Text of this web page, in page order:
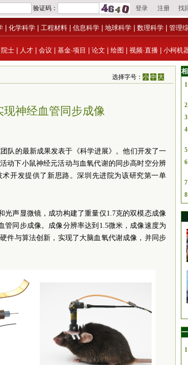
化学科学 工程材料 信息科学 地球科学 数理科学 管理
院士 人才 会议 基金·项目 论文 绘图 视频·直播 小柯机
选择字号：小 中 大
现神经血管同步成像
队的最新成果发表于《科学进展》。他们开发了一
动下小鼠神经元活动与血氧代谢的同步高时空分辨
开发提供了新思路。深圳先进院为该研究第一单
声显微镜，成功构建了重量仅1.7克的双模态成像
同步成像。成像分辨率达到1.5微米，成像速度为
件与算法创新，实现了大脑血氧代谢成像，并同步
1
2
3
4
5
6
7
8
1